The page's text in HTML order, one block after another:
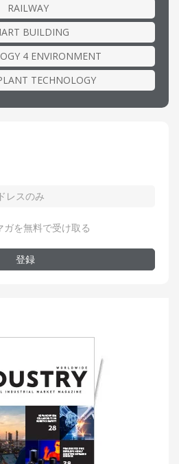
RAILWAY
BUILDING
4 ENVIRONMENT
TECHNOLOGY
を無料で受け取る
登録